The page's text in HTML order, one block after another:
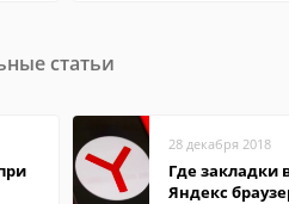
статьи
28 декабря 2018
Где закладки
Яндекс